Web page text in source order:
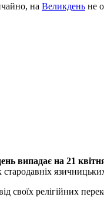
на Великдень не
випадає на 21
своїх релігійних